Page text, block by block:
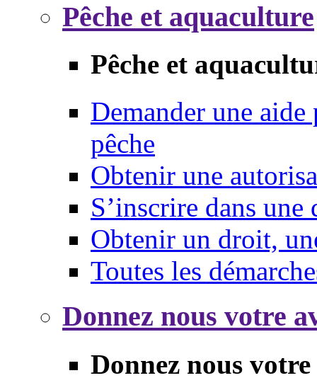
Pêche et aquaculture
Pêche et
Demander une
pêche
Obtenir une
S’inscrire dans une
Obtenir un droit,
Toutes les
Donnez nous votre
Donnez nous